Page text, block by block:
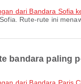
dari Bandara Sofia
Rute-rute ini
bandara paling